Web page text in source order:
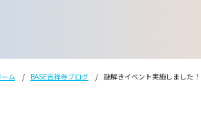
ーム BASE吉祥寺ブログ 謎解きイベント実施しました！